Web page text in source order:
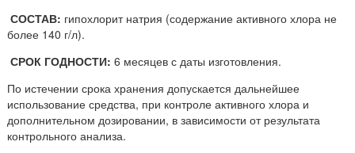
СОСТАВ: гипохлорит натрия (содержание активного хлора не
более 140 г/л).
СРОК ГОДНОСТИ: 6 месяцев с даты изготовления.
По истечении срока хранения допускается дальнейшее
использование средства, при контроле активного хлора и
дополнительном дозировании, в зависимости от результата
контрольного анализа.